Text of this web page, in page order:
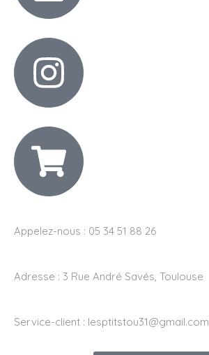
Appelez-nous : 05 34 51 88 26
Adresse : 3 Rue André Savés, Toulouse
Service-client : lesptitstou31@gmail.com